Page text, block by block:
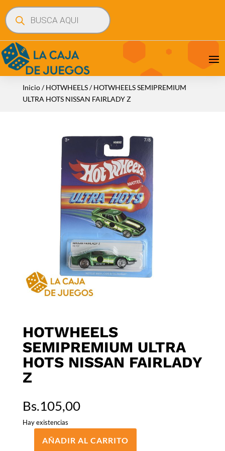
Búsqueda
de
productos
Inicio/HOTWHEELS/ HOTWHEELS SEMIPREMIUM
ULTRA HOTS NISSAN FAIRLADY Z
HOTWHEELS
SEMIPREMIUM ULTRA
HOTS NISSAN FAIRLADY
Z
Bs.105,00
Hay existencias
HOTWHEELS
AÑADIR AL CARRITO